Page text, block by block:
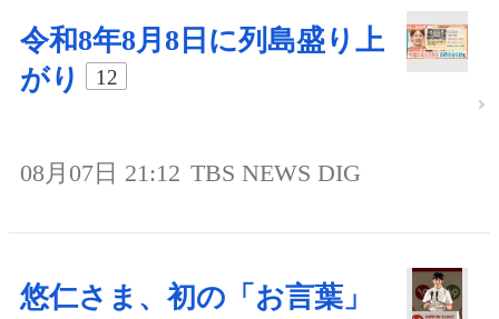
令和8年8月8日に列島盛り上
がり
12
08月07日 21:12 TBS NEWS DIG
悠仁さま、初の「お言葉」